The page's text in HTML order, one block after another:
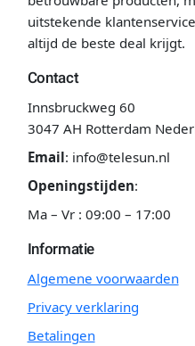
uitstekende
altijd de beste deal krijgt.
Contact
Innsbruckweg 60
3047 AH Rotterdam
Email: info@telesun.nl
Openingstijden:
Ma – Vr : 09:00 – 17:00
Informatie
Algemene voorwaarden
Privacy verklaring
Betalingen